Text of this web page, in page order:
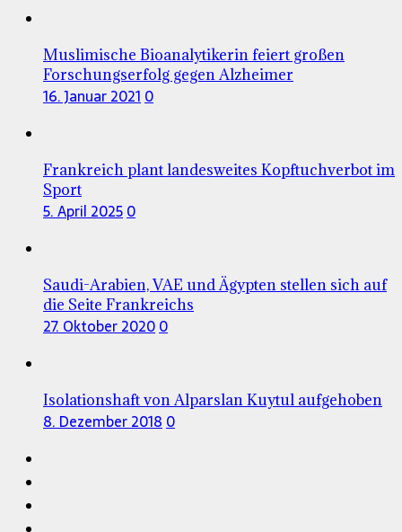
Muslimische Bioanalytikerin feiert großen
Forschungserfolg gegen Alzheimer
16. Januar 2021 0
Frankreich plant landesweites Kopftuchverbot im
Sport
5. April 20250
Saudi-Arabien, VAE und Ägypten stellen sich auf
die Seite Frankreichs
27. Oktober 20200
Isolationshaft von Alparslan Kuytul aufgehoben
8. Dezember 2018 0